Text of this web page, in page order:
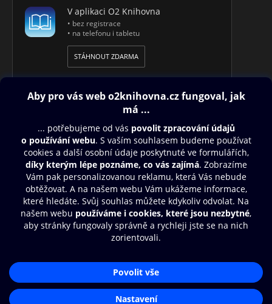
V aplikaci O2 Knihovna
• bez registrace
• na telefonu i tabletu
STÁHNOUT ZDARMA
Obsah ke stažení
Moje O2 Knihovna
Další zábava
© O2 Czech Republic a.s.
Zásady zpracování osobních údajůAplikace O2 Knihovna
Čti a poslouchej své e-knihy a